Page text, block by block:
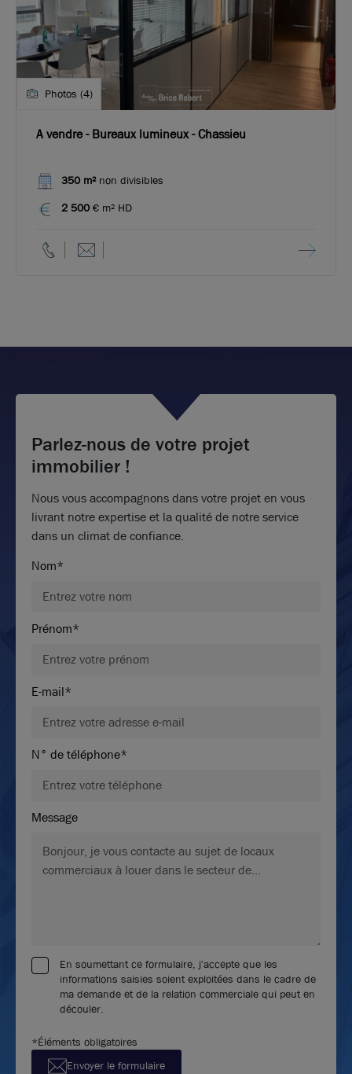
Photos (4)
A vendre - Bureaux lumineux - Chassieu
350 m²non divisibles
2 500 € m² HD
Parlez-nous de votre projet
immobilier !
Nous vous accompagnons dans votre projet en vous
livrant notre expertise et la qualité de notre service
dans un climat de confiance.
Nom*
Prénom*
E-mail*
N° de téléphone*
Message
En soumettant ce formulaire, j'accepte que les
informations saisies soient exploitées dans le cadre de
ma demande et de la relation commerciale qui peut en
découler.
*Éléments obligatoires
Envoyer le formulaire